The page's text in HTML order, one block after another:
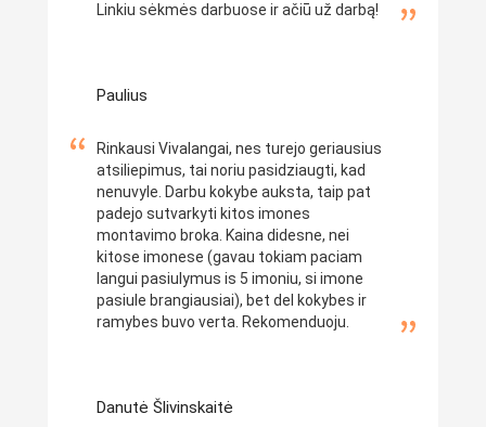
Linkiu sėkmės darbuose ir ačiū už darbą!
Paulius
Rinkausi Vivalangai, nes turejo geriausius
atsiliepimus, tai noriu pasidziaugti, kad
nenuvyle. Darbu kokybe auksta, taip pat
padejo sutvarkyti kitos imones
montavimo broka. Kaina didesne, nei
kitose imonese (gavau tokiam paciam
langui pasiulymus is 5 imoniu, si imone
pasiule brangiausiai), bet del kokybes ir
ramybes buvo verta. Rekomenduoju.
Danutė Šlivinskaitė